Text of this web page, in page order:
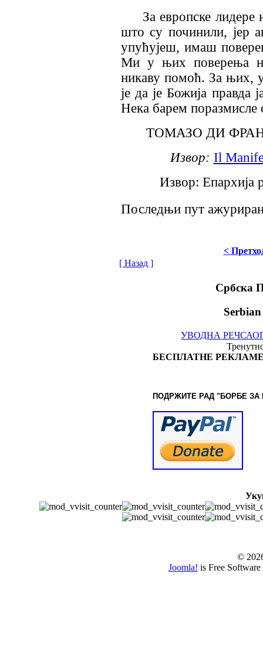
За европске лидере
што су починили, јер
упућујеш, имаш
Ми у њих поверења
никаву помоћ. За њих,
је да је Божија правда
Нека барем поразмисле
ТОМАЗО ДИ
Извор: Il
Извор: Епархија
Последњи пут
<
[ Назад ]
Србска
УВОДНА РЕЧ
БЕСПЛАТНЕ
ПОДРЖИТЕ РАД "БОРБЕ ЗА
©
Joomla! is Free